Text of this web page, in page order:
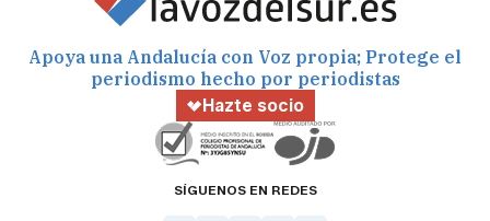
Apoya una Andalucía con Voz propia; Protege el
periodismo hecho por periodistas
Hazte socio
SÍGUENOS EN REDES